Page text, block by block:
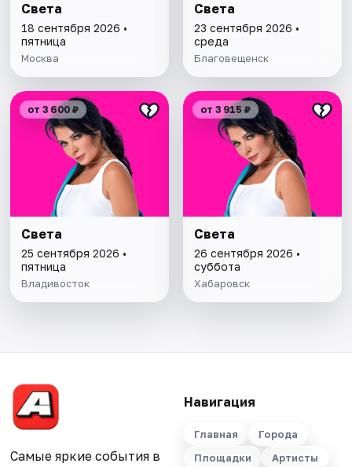
Света
18 сентября 2026 •
пятница
Москва
Света
23 сентября 2026 •
среда
Благовещенск
от 3 600 ₽
Света
25 сентября 2026 •
пятница
Владивосток
от 3 915 ₽
Света
26 сентября 2026 •
суббота
Хабаровск
Самые яркие события в
Навигация
Главная
Города
Площадки
Артисты